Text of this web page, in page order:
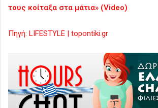
τους κοίταξα στα μάτια» (Video)
Πηγή: LIFESTYLE | topontiki.gr